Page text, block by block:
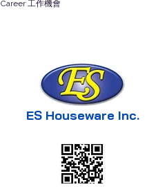
Career 工作機會
ES Houseware Inc.